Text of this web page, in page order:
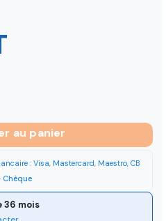
au panier
Chèque
36 mois